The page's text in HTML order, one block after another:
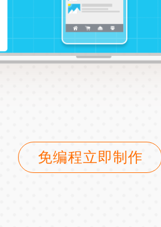
免编程立即制作